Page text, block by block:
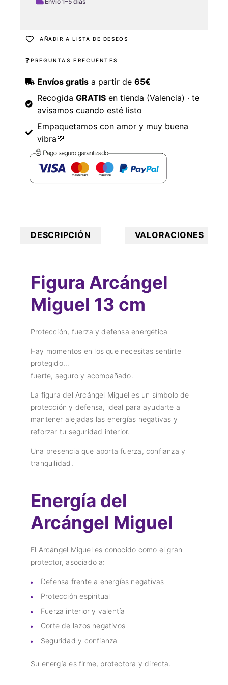
AÑADIR A LISTA DE DESEOS
PREGUNTAS FRECUENTES
Envíos gratisa partir de 65€
Recogida GRATISen tienda (Valencia) · te
avisamos cuando esté listo
Empaquetamos con amor y muy buena
vibra💜
DESCRIPCIÓN VALORACIONES
Figura Arcángel
Miguel 13 cm
Protección, fuerza y defensa energética
Hay momentos en los que necesitas sentirte
protegido…
fuerte, seguro y acompañado.
La figura del Arcángel Miguel es un símbolo de
protección y defensa, ideal para ayudarte a
mantener alejadas las energías negativas y
reforzar tu seguridad interior.
Una presencia que aporta fuerza, confianza y
tranquilidad.
Energía del
Arcángel Miguel
El Arcángel Miguel es conocido como el gran
protector, asociado a:
Defensa frente a energías negativas
Protección espiritual
Fuerza interior y valentía
Corte de lazos negativos
Seguridad y confianza
Su energía es firme, protectora y directa.